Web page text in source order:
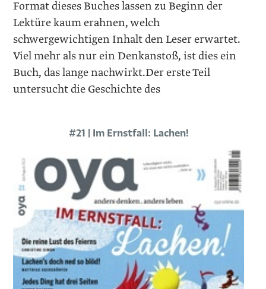
Format dieses Buches lassen zu Beginn der
Lektüre kaum erahnen, welch
schwergewichtigen Inhalt den Leser erwartet.
Viel mehr als nur ein Denkanstoß, ist dies ein
Buch, das lange nachwirkt.Der erste Teil
untersucht die Geschichte des
#21 | Im Ernstfall: Lachen!